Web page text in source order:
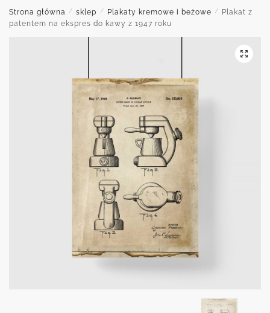
Strona główna / sklep / Plakaty kremowe i beżowe /
Plakat z
patentem na ekspres do kawy z 1947 roku